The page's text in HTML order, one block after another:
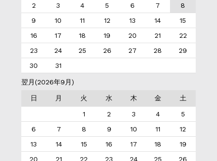
2
3 4 5 6 7
8
9
10 11 12 13 14
15
16
17 18 19 20 21
22
23
24 25 26 27 28
29
30
31
翌月(2026年9月)
日 月 火 水 木 金 土
1 2 3 4
5
6
7 8 9 10 11
12
13
14 15 16 17 18
19
20
21 22 23 24 25 26